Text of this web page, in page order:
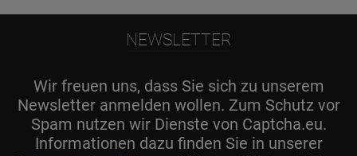
NEWSLETTER
Wir freuen uns, dass Sie sich zu unserem
Newsletter anmelden wollen. Zum Schutz vor
Spam nutzen wir Dienste von Captcha.eu.
Informationen dazu finden Sie in unserer